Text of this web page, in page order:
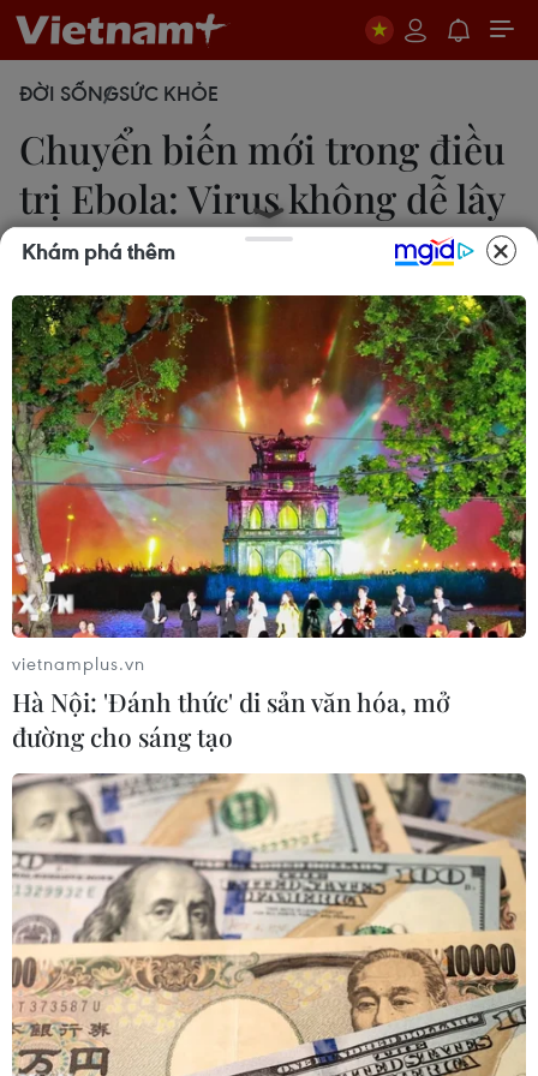
ĐỜI SỐNGSỨC KHỎE
Chuyển biến mới trong điều
trị Ebola: Virus không dễ lây
lan?
Kim Anh
21/10/2014 09:17
Việc 43 người ở Dallas từng tiếp xúc với bệnh nhân
Thomas Duncan được chấm dứt cách ly "đã khẳng
định thêm điều nhiều người từng nói: Ebola không
dễ lây lan."
Y tá tác nghiệp tại Khoa bệnh nhiệt đới và truyền nhiễm thuộc
viện quân y Begin, gần thủ đô Paris, Pháp, nơi tiếp nhận và điều
trị bệnh nhân nghi nhễm Ebola. (Nguồn: AFP/TTXVN)
Theo trang msn.com, những người sống cùng
Khám phá thêm
vietnamplus.vn
Hà Nội: 'Đánh thức' di sản văn hóa, mở
đường cho sáng tạo